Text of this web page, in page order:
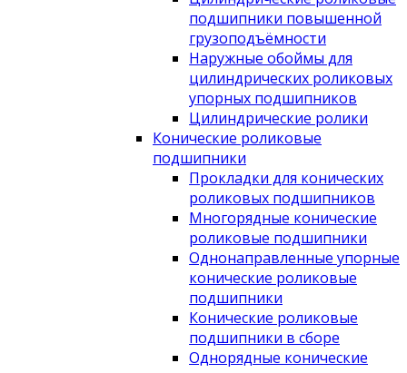
подшипники повышенной
грузоподъёмности
Наружные обоймы для
цилиндрических роликовых
упорных подшипников
Цилиндрические ролики
Конические роликовые
подшипники
Прокладки для конических
роликовых подшипников
Многорядные конические
роликовые подшипники
Однонаправленные упорные
конические роликовые
подшипники
Конические роликовые
подшипники в сборе
Однорядные конические